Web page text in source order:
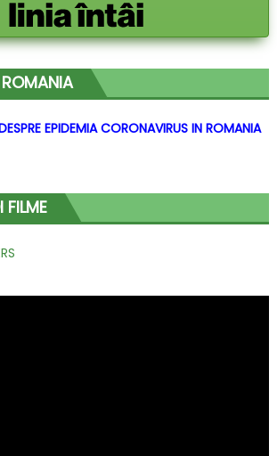
EPIDEMIA CORONAVIRUS IN ROMANIA
FILME